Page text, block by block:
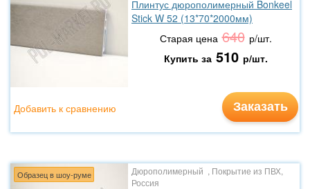
Плинтус дюрополимерный Bonkeel
Stick W 52 (13*70*2000мм)
Старая цена 640 р/шт.
Купить за 510 р/шт.
Заказать
Добавить к сравнению
Образец в шоу-руме
Дюрополимерный , Покрытие из ПВХ,
Россия